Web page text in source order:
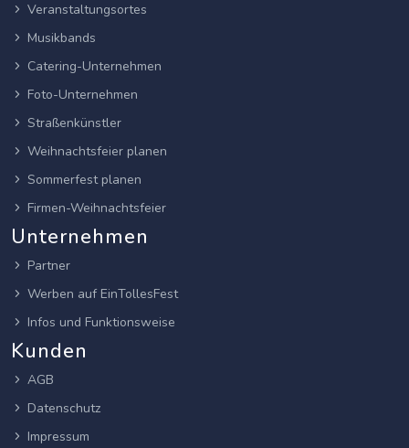
Veranstaltungsortes
Musikbands
Catering-Unternehmen
Foto-Unternehmen
Straßenkünstler
Weihnachtsfeier planen
Sommerfest planen
Firmen-Weihnachtsfeier
Unternehmen
Partner
Werben auf EinTollesFest
Infos und Funktionsweise
Kunden
AGB
Datenschutz
Impressum